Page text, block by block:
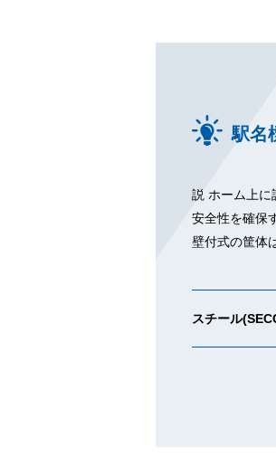
駅名
説 ホーム上に
安全性を確保
壁付式の筐体
スチール